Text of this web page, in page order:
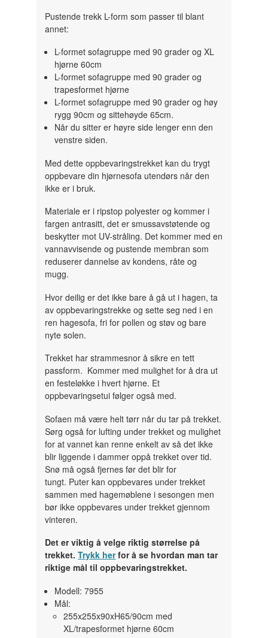
Pustende trekk L-form som passer til blant
annet:
L-formet sofagruppe med 90 grader og XL
hjørne 60cm
L-formet sofagruppe med 90 grader og
trapesformet hjørne
L-formet sofagruppe med 90 grader og høy
rygg 90cm og sittehøyde 65cm.
Når du sitter er høyre side lenger enn den
venstre siden.
Med dette oppbevaringstrekket kan du trygt
oppbevare din hjørnesofa utendørs når den
ikke er i bruk.
Materiale er i ripstop polyester og kommer i
fargen antrasitt, det er smussavstøtende og
beskytter mot UV-stråling. Det kommer med en
vannavvisende og pustende membran som
reduserer dannelse av kondens, råte og
mugg.
Hvor deilig er det ikke bare å gå ut i hagen, ta
av oppbevaringstrekke og sette seg ned i en
ren hagesofa, fri for pollen og støv og bare
nyte solen.
Trekket har strammesnor å sikre en tett
passform. Kommer med mulighet for å dra ut
en festeløkke i hvert hjørne. Et
oppbevaringsetui følger også med.
Sofaen må være helt tørr når du tar på trekket.
Sørg også for lufting under trekket og mulighet
for at vannet kan renne enkelt av så det ikke
blir liggende i dammer oppå trekket over tid.
Snø må også fjernes før det blir for
tungt. Puter kan oppbevares under trekket
sammen med hagemøblene i sesongen men
bør ikke oppbevares under trekket gjennom
vinteren.
Det er viktig å velge riktig størrelse på
trekket.Trykk herfor å se hvordan man tar
riktige mål til oppbevaringstrekket.
Modell: 7955
Mål:
255x255x90xH65/90cm med
XL/trapesformet hjørne 60cm